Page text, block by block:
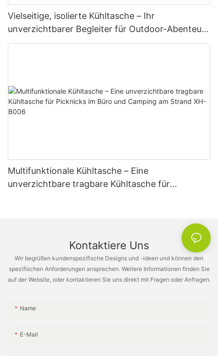
Vielseitige, isolierte Kühltasche – Ihr
unverzichtbarer Begleiter für Outdoor-Abenteuer
und den Alltag XH-B008
Multifunktionale Kühltasche – Eine
unverzichtbare tragbare Kühltasche für
Kontaktiere Uns
Wir begrüßen kundenspezifische Designs und -ideen und können den
spezifischen Anforderungen ansprechen. Weitere Informationen finden Sie
auf der Website, oder kontaktieren Sie uns direkt mit Fragen oder Anfragen.
Name
E-Mail